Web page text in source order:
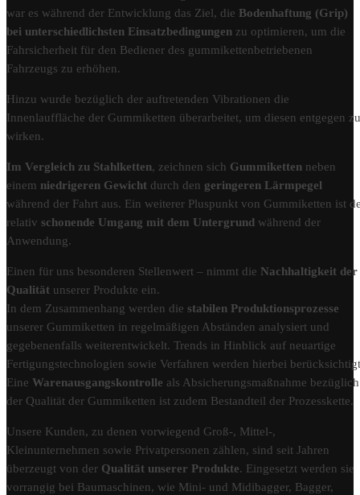
war es während der Entwicklung das Ziel, die Bodenhaftung (Grip)
bei unterschiedlichsten Einsatzbedingungen zu optimieren, um die
Fahrsicherheit für den Bediener des gummikettenbetriebenen
Fahrzeugs zu erhöhen.
Hinzu wurde bezüglich der auftretenden Vibrationen die
Innenlauffläche der Gummiketten überarbeitet, um diesen entgegen zu
wirken.
Im Vergleich zu Stahlketten, zeichnen sich Gummiketten neben
einem niedrigeren Gewicht durch den geringeren Lärmpegel
während der Fahrt aus. Ein weiterer Pluspunkt von Gummiketten ist
relativ schonende Umgang mit dem Untergrund während der
Anwendung.
Einen für uns besonderen Stellenwert – nimmt die Nachhaltigkeit der
Qualität unserer Produkte ein.
In dem Zusammenhang werden die stabilen Produktionsprozesse
unserer Gummiketten in regelmäßigen Abständen analysiert und
gegebenenfalls weiterentwickelt. Trends in Hinblick auf neuartige
Fertigungstechnologien sowie Verfahren werden hierbei
Eine Warenausgangskontrolle als Absicherungsmaßnahme bezüglich
der Qualität der Gummiketten ist zudem Bestandteil der Prozesskette.
Unsere Kunden, zu denen vorwiegend Groß-, Mittel-,
Kleinunternehmen sowie Privatpersonen zählen, sind seit Jahren
überzeugt von der Qualität unserer Produkte. Eingesetzt werden sie
vorrangig bei Baumaschinen, wie Mini- und Midibagger, Bagger,